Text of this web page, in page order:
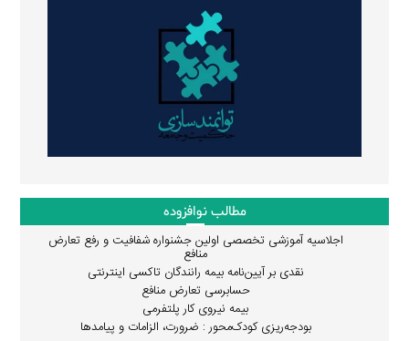
مطالب نوافزوده
اجلاسیه آموزشی تخصصی اولین جشنواره شفافیت و رفع تعارض
منافع
نقدی بر آیین‌نامه بیمه رانندگان تاکسی اینترنتی
حسابرسی تعارض منافع
بیمه نیروی کار پلتفرمی
بودجه‌ریزی کودک‌محور : ضرورت، الزامات و پیامدها